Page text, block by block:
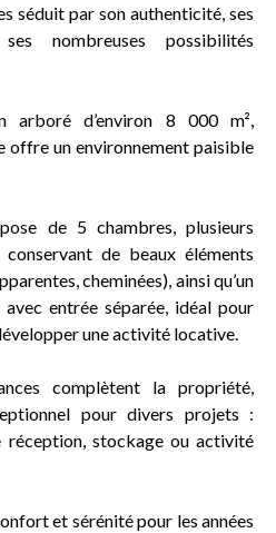
séduit par son authenticité, ses
nombreuses possibilités
arboré d’environ 8 000 m²,
offre un environnement paisible
de 5 chambres, plusieurs
de beaux éléments
cheminées), ainsi qu’un
entrée séparée, idéal pour
une activité locative.
complètent la propriété,
pour divers projets :
réception, stockage ou activité
et sérénité pour les années